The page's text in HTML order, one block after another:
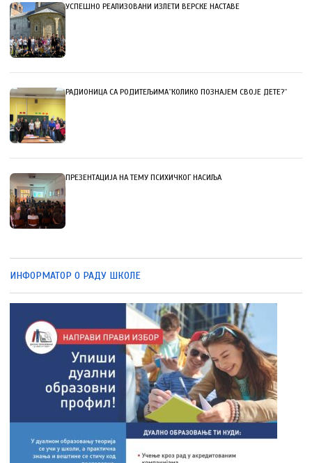
УСПЕШНО РЕАЛИЗОВАНИ ИЗЛЕТИ ВЕРСКЕ НАСТАВЕ
РАДИОНИЦА СА РОДИТЕЉИМА”КОЛИКО ПОЗНАЈЕМ СВОЈЕ ДЕТЕ?”
ПРЕЗЕНТАЦИЈА НА ТЕМУ ПСИХИЧКОГ НАСИЉА
ИНФОРМАТОР О РАДУ ШКОЛЕ